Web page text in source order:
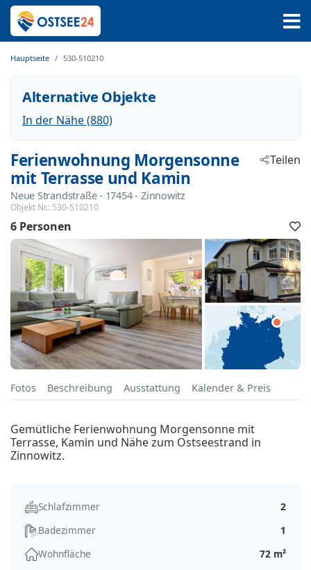
Hauptseite 530-510210
Alternative Objekte
In der Nähe (880)
Ferienwohnung Morgensonne
mit Terrasse und Kamin
Neue Strandstraße - 17454 - Zinnowitz
Objekt Nr.: 530-510210
Teilen
6 Personen
Fotos Beschreibung Ausstattung Kalender & Preis
Gemütliche Ferienwohnung Morgensonne mit
Terrasse, Kamin und Nähe zum Ostseestrand in
Zinnowitz.
Schlafzimmer
2
Badezimmer
1
Wohnfläche
72 m²